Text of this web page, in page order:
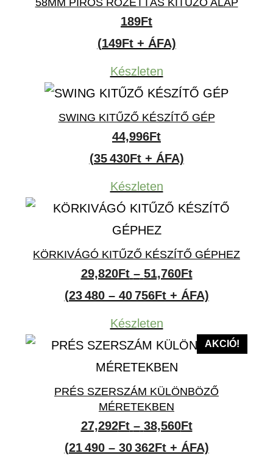
58MM PIROS ROZETTÁS KITŰZŐ ALAP
189Ft
(149Ft + ÁFA)
Készleten
SWING KITŰZŐ KÉSZÍTŐ GÉP
44,996Ft
(35 430Ft + ÁFA)
Készleten
KÖRKIVÁGÓ KITŰZŐ KÉSZÍTŐ GÉPHEZ
29,820Ft – 51,760FtÁrtartomány:
29,820Ft
51,760Ft
(23 480 – 40 756Ft + ÁFA)
Készleten
AKCIÓ!
PRÉS SZERSZÁM KÜLÖNBÖZŐ
MÉRETEKBEN
27,292Ft – 38,560FtÁrtartomány:
27,292Ft
(21 490 – 30 362Ft + ÁFA)